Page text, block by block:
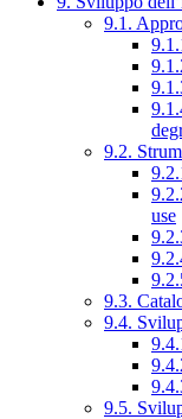
9.1.
9.2.
use
9.3.
9.4.
9.5.